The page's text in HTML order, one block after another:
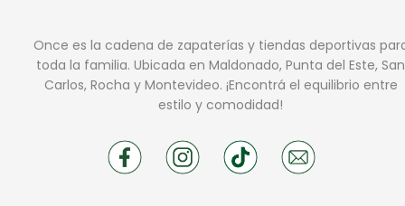
Once es la cadena de zapaterías y tiendas deportivas
toda la familia. Ubicada en Maldonado, Punta del Este, San
Carlos, Rocha y Montevideo. ¡Encontrá el equilibrio entre
estilo y comodidad!